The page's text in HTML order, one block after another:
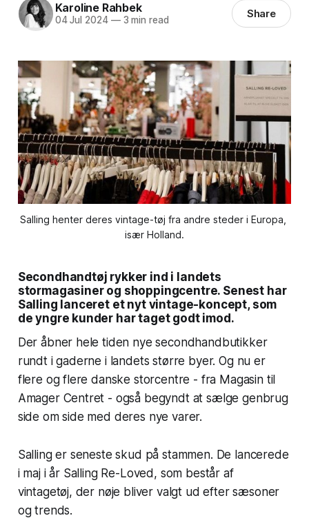
Karoline Rahbek
04 Jul 2024 —3 min read Share
Salling henter deres vintage-tøj fra andre steder i Europa,
især Holland.
Secondhandtøj rykker ind i landets
stormagasiner og shoppingcentre. Senest har
Salling lanceret et nyt vintage-koncept, som
de yngre kunder har taget godt imod.
Der åbner hele tiden nye secondhandbutikker
rundt i gaderne i landets større byer. Og nu er
flere og flere danske storcentre - fra Magasin til
Amager Centret - også begyndt at sælge genbrug
side om side med deres nye varer.
Salling er seneste skud på stammen. De lancerede
i maj i år Salling Re-Loved, som består af
vintagetøj, der nøje bliver valgt ud efter sæsoner
og trends.